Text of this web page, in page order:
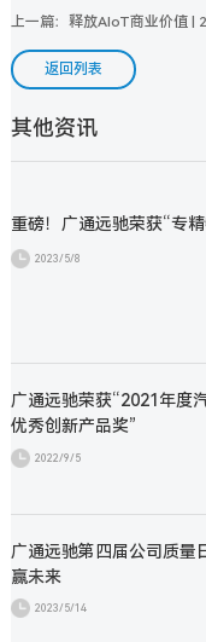
上一篇：释放AIoT商业价值 |
返回列表
其他资讯
重磅！广通远驰荣获“专
2023/5/8
广通远驰荣获“2021年度
优秀创新产品奖”
2022/9/5
广通远驰第四届公司质量
赢未来
2023/5/14